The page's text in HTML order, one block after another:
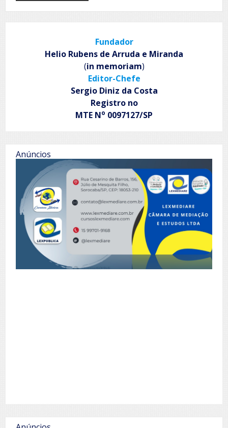
desprestigia
Fundador
Helio Rubens de Arruda e Miranda
(in memoriam)
Editor-Chefe
Sergio Diniz da Costa
Registro no
MTE No 0097127/SP
Anúncios